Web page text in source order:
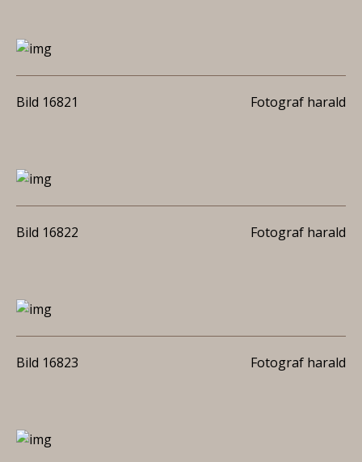
Bild 16821 Fotograf harald
Bild 16822 Fotograf harald
Bild 16823 Fotograf harald